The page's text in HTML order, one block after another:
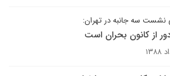
نشست سه جانبه در تهران:
از کانون بحران است